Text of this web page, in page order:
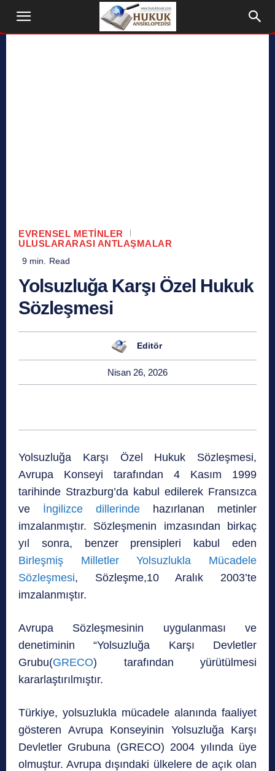
EVRENSEL METINLER
ULUSLARARASI ANTLAŞMALAR
9 min. Read
Yolsuzluğa Karşı Özel Hukuk
Sözleşmesi
Editör
Nisan 26, 2026
Yolsuzluğa Karşı Özel Hukuk Sözleşmesi,
Avrupa Konseyi tarafından 4 Kasım 1999
tarihinde Strazburg’da kabul edilerek Fransızca
ve İngilizce dillerinde hazırlanan metinler
imzalanmıştır. Sözleşmenin imzasından birkaç
yıl sonra, benzer prensipleri kabul eden
Birleşmiş Milletler Yolsuzlukla Mücadele
Sözleşmesi, Sözleşme,10 Aralık 2003’te
imzalanmıştır.
Avrupa Sözleşmesinin uygulanması ve
denetiminin “Yolsuzluğa Karşı Devletler
Grubu(GRECO) tarafından yürütülmesi
kararlaştırılmıştır.
Türkiye, yolsuzlukla mücadele alanında faaliyet
gösteren Avrupa Konseyinin Yolsuzluğa Karşı
Devletler Grubuna (GRECO) 2004 yılında üye
olmuştur. Avrupa dışındaki ülkelere de açık olan